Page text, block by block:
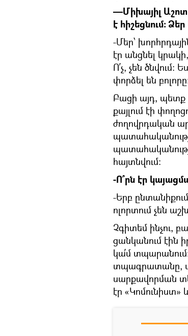
—Միխայիլ
է հիշեցնում։
-Մեր՝
էր անցնել
Ո՛չ, չեն
փորձել են
Բացի այդ, պետք
քայլում էի
ժողովրդական
հայտնվում։
-Ո՞րն էր
-Երբ
ոլորտում չեն
Չգիտեմ ինչու,
ցանկանում էին
կա՛մ
տպագրատանը,
սարքավորման
էր «Կոմունիստ»